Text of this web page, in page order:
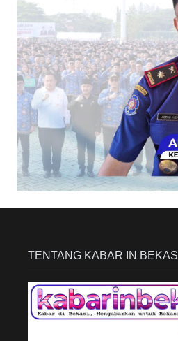
TENTANG KABAR IN BEKASI